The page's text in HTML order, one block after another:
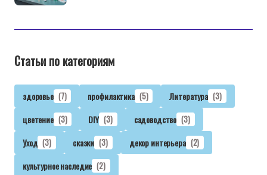
Статьи по категориям
здоровье (7) профилактика (5) Литература (3)
цветение (3) DIY (3) садоводство (3)
Уход (3) сказки (3) декор интерьера (2)
культурное наследие (2)